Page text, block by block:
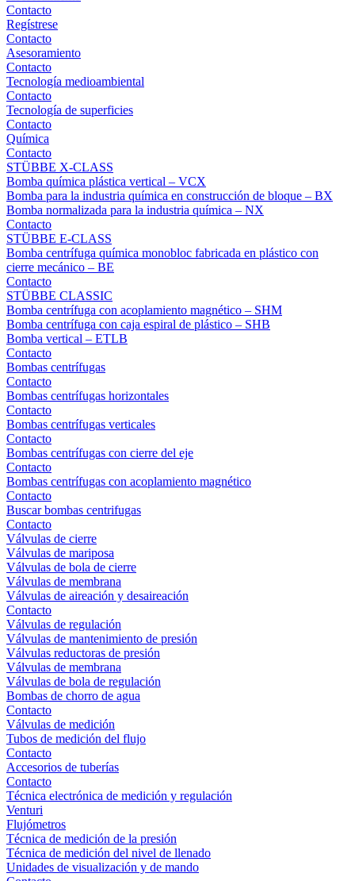
Contacto
Regístrese
Contacto
Asesoramiento
Contacto
Tecnología medioambiental
Contacto
Tecnología de superficies
Contacto
Química
Contacto
STÜBBE X-CLASS
Bomba química plástica vertical – VCX
Bomba para la industria química en construcción de bloque – BX
Bomba normalizada para la industria química – NX
Contacto
STÜBBE E-CLASS
Bomba centrífuga química monobloc fabricada en plástico con
cierre mecánico – BE
Contacto
STÜBBE CLASSIC
Bomba centrífuga con acoplamiento magnético – SHM
Bomba centrífuga con caja espiral de plástico – SHB
Bomba vertical – ETLB
Contacto
Bombas centrífugas
Contacto
Bombas centrífugas horizontales
Contacto
Bombas centrífugas verticales
Contacto
Bombas centrífugas con cierre del eje
Contacto
Bombas centrífugas con acoplamiento magnético
Contacto
Buscar bombas centrifugas
Contacto
Válvulas de cierre
Válvulas de mariposa
Válvulas de bola de cierre
Válvulas de membrana
Válvulas de aireación y desaireación
Contacto
Válvulas de regulación
Válvulas de mantenimiento de presión
Válvulas reductoras de presión
Válvulas de membrana
Válvulas de bola de regulación
Bombas de chorro de agua
Contacto
Válvulas de medición
Tubos de medición del flujo
Contacto
Accesorios de tuberías
Contacto
Técnica electrónica de medición y regulación
Venturi
Flujómetros
Técnica de medición de la presión
Técnica de medición del nivel de llenado
Unidades de visualización y de mando